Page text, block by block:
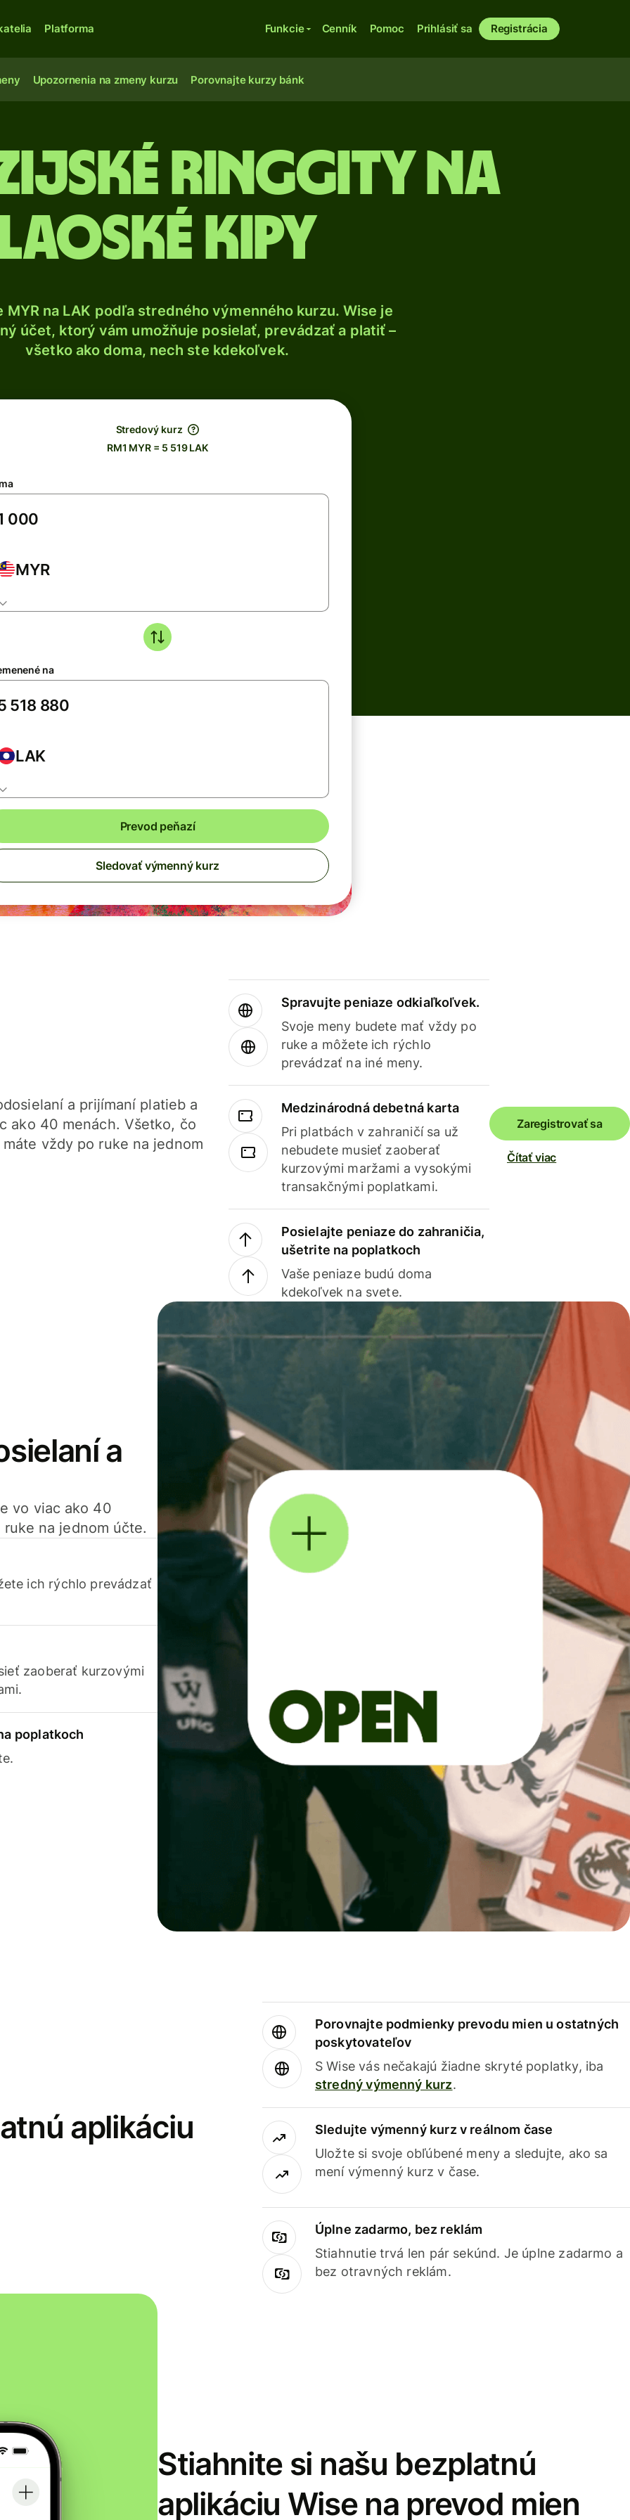
Platforma Funkcie Cenník Pomoc Prihlásiť sa Registrácia
Upozornenia na zmeny kurzu Porovnajte kurzy bánk
ringgity na
kipy
MYR na LAK podľa stredného výmenného kurzu. Wise je
účet, ktorý vám umožňuje posielať, prevádzať a platiť –
všetko ako doma, nech ste kdekoľvek.
Stredový kurz
RM1 MYR = 5 519 LAK
MYR
na
LAK
Prevod peňazí
Sledovať výmenný kurz
a prijímaní platieb a
ako 40 menách. Všetko, čo
vždy po ruke na jednom
Spravujte peniaze odkiaľkoľvek.
Svoje meny budete mať vždy po
ruke a môžete ich rýchlo
prevádzať na iné meny.
Medzinárodná debetná karta
Pri platbách v zahraničí sa už
nebudete musieť zaoberať
kurzovými maržami a vysokými
transakčnými poplatkami.
Posielajte peniaze do zahraničia,
ušetrite na poplatkoch
Vaše peniaze budú doma
kdekoľvek na svete.
Zaregistrovať sa
Čítať viac
a
vo viac ako 40
na jednom účte.
ich rýchlo prevádzať
zaoberať kurzovými
poplatkoch
aplikáciu
Porovnajte podmienky prevodu mien u ostatných
poskytovateľov
S Wise vás nečakajú žiadne skryté poplatky, iba
stredný výmenný kurz.
Sledujte výmenný kurz v reálnom čase
Uložte si svoje obľúbené meny a sledujte, ako sa
mení výmenný kurz v čase.
Úplne zadarmo, bez reklám
Stiahnutie trvá len pár sekúnd. Je úplne zadarmo a
bez otravných reklám.
Stiahnite si našu bezplatnú
aplikáciu Wise na prevod mien